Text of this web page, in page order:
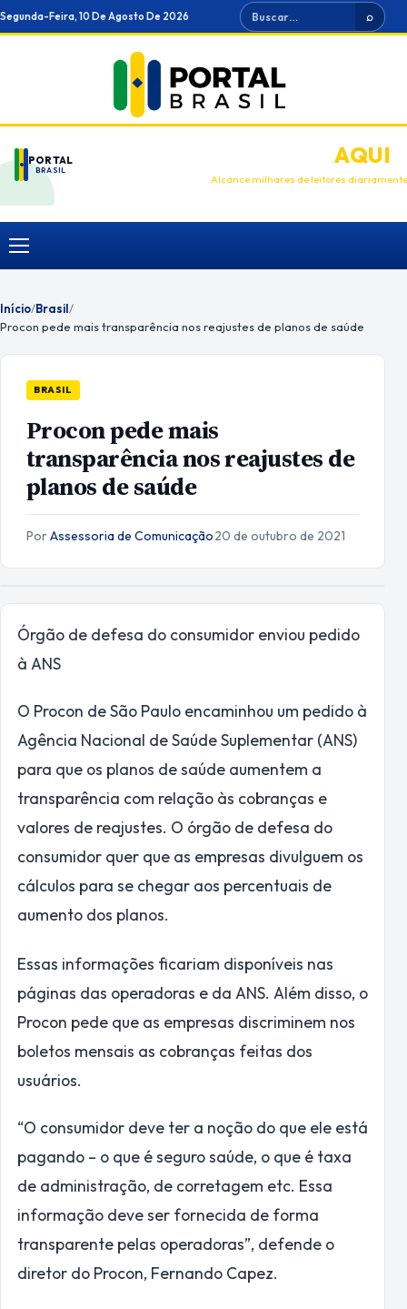
Ir
para
Segunda-Feira, 10 De Agosto De 2026 Buscar ⌕
PORTAL
BRASIL
ANUNCIEAQUI
Alcance milhares de leitores diariamente
Menu
Início/Brasil/
Procon pede mais transparência nos reajustes de planos de saúde
BRASIL
Procon pede mais
transparência nos reajustes de
planos de saúde
PorAssessoria de Comunicação·20 de outubro de 2021
Órgão de defesa do consumidor enviou pedido
à ANS
O Procon de São Paulo encaminhou um pedido à
Agência Nacional de Saúde Suplementar (ANS)
para que os planos de saúde aumentem a
transparência com relação às cobranças e
valores de reajustes. O órgão de defesa do
consumidor quer que as empresas divulguem os
cálculos para se chegar aos percentuais de
aumento dos planos.
Essas informações ficariam disponíveis nas
páginas das operadoras e da ANS. Além disso, o
Procon pede que as empresas discriminem nos
boletos mensais as cobranças feitas dos
usuários.
“O consumidor deve ter a noção do que ele está
pagando – o que é seguro saúde, o que é taxa
de administração, de corretagem etc. Essa
informação deve ser fornecida de forma
transparente pelas operadoras”, defende o
diretor do Procon, Fernando Capez.